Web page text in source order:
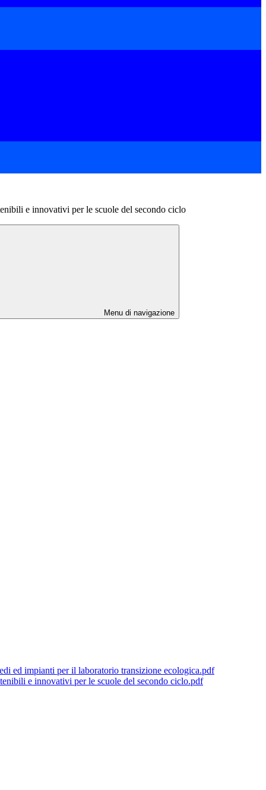
e innovativi per le scuole del secondo ciclo
Menu di navigazione
ed impianti per il laboratorio transizione ecologica.pdf
e innovativi per le scuole del secondo ciclo.pdf